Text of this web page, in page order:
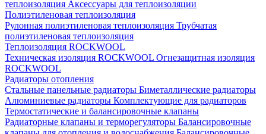
теплоизоляция Аксессуары для теплоизоляции
Полиэтиленовая теплоизоляция
Рулонная полиэтиленовая теплоизоляция Трубчатая
полиэтиленовая теплоизоляция
Теплоизоляция ROCKWOOL
Техническая изоляция ROCKWOOL Огнезащитная изоляция
ROCKWOOL
Радиаторы отопления
Стальные панельные радиаторы Биметаллические радиаторы
Алюминиевые радиаторы Комплектующие для радиаторов
Термостатические и балансировочные клапаны
Радиаторные клапаны и терморегуляторы Балансировочные